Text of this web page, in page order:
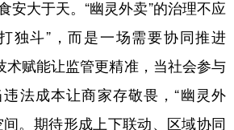
大于天。“幽灵外卖”的治理不应
独斗”，而是一场需要协同推进
术赋能让监管更精准，当社会参与
法成本让商家存敬畏，“幽灵外
。期待形成上下联动、区域协同